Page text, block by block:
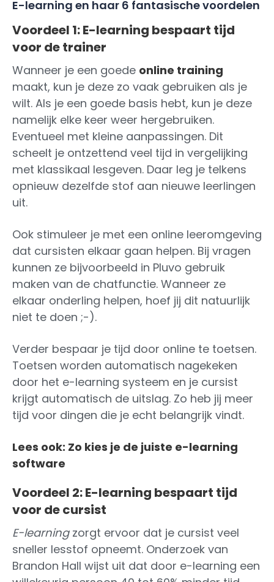
E-learning en haar 6 fantasische voordelen
Voordeel 1: E-learning bespaart tijd
voor de trainer
Wanneer je een goede online training
maakt, kun je deze zo vaak gebruiken als je
wilt. Als je een goede basis hebt, kun je deze
namelijk elke keer weer hergebruiken.
Eventueel met kleine aanpassingen. Dit
scheelt je ontzettend veel tijd in vergelijking
met klassikaal lesgeven. Daar leg je telkens
opnieuw dezelfde stof aan nieuwe leerlingen
uit.
Ook stimuleer je met een online leeromgeving
dat cursisten elkaar gaan helpen. Bij vragen
kunnen ze bijvoorbeeld in Pluvo gebruik
maken van de chatfunctie. Wanneer ze
elkaar onderling helpen, hoef jij dit natuurlijk
niet te doen ;-).
Verder bespaar je tijd door online te toetsen.
Toetsen worden automatisch nagekeken
door het e-learning systeem en je cursist
krijgt automatisch de uitslag. Zo heb jij meer
tijd voor dingen die je echt belangrijk vindt.
Lees ook: Zo kies je de juiste e-learning
software
Voordeel 2: E-learning bespaart tijd
voor de cursist
E-learningzorgt ervoor dat je cursist veel
sneller lesstof opneemt. Onderzoek van
Brandon Hall wijst uit dat door e-learning een